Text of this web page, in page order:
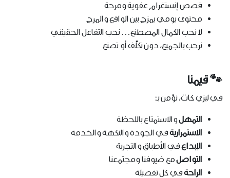
قصص إنستغرام عفوية ومرحة
محتوى يومي يمزج بين الواقع والمرح
لا نحب الكمال المصطنع… نحب التفاعل الحقيقي
نرحب بالجميع، دون تكلّف أو تصنع
🐾 قيمنا
في ليزي كات، نؤمن بـ:
التمهلوالاستمتاع باللحظة
الاستمراريةفي الجودة والنكهة والخدمة
الإبداعفي الأطباق والتجربة
التواصلمع ضيوفنا ومجتمعنا
الراحةفي كل تفصيلة